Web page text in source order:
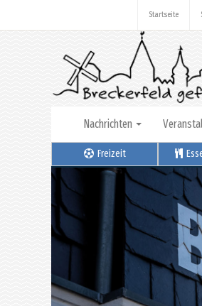
Startseite
Nachrichten
Freizeit